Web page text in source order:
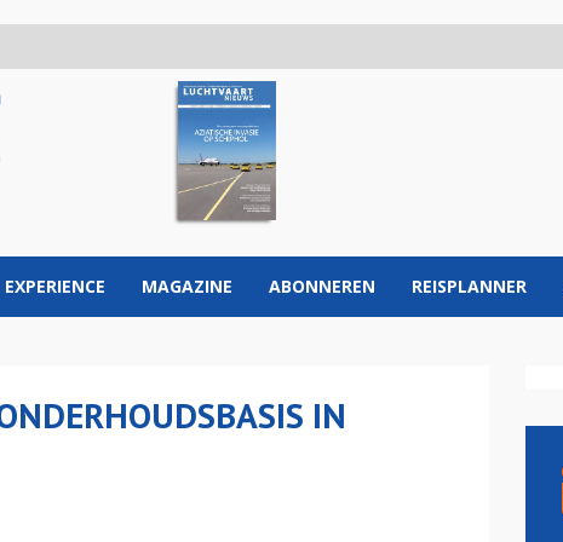
EXPERIENCE MAGAZINE ABONNEREN REISPLANNER
IN